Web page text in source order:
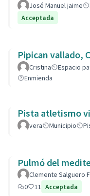
José Manuel jaime
Acceptada
Cristina Espacio
Enmienda
Pista atletismo
vera Municipio
Pulmó del
Clemente Salguero
0
11 Acceptada